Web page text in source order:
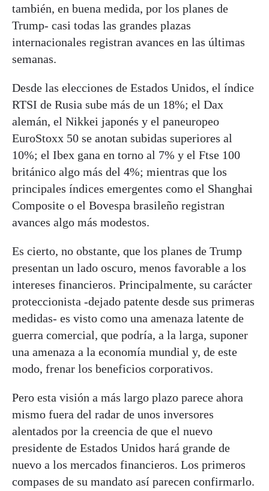
también, en buena medida, por los planes de
Trump- casi todas las grandes plazas
internacionales registran avances en las últimas
semanas.
Desde las elecciones de Estados Unidos, el índice
RTSI de Rusia sube más de un 18%; el Dax
alemán, el Nikkei japonés y el paneuropeo
EuroStoxx 50 se anotan subidas superiores al
10%; el Ibex gana en torno al 7% y el Ftse 100
británico algo más del 4%; mientras que los
principales índices emergentes como el Shanghai
Composite o el Bovespa brasileño registran
avances algo más modestos.
Es cierto, no obstante, que los planes de Trump
presentan un lado oscuro, menos favorable a los
intereses financieros. Principalmente, su carácter
proteccionista -dejado patente desde sus primeras
medidas- es visto como una amenaza latente de
guerra comercial, que podría, a la larga, suponer
una amenaza a la economía mundial y, de este
modo, frenar los beneficios corporativos.
Pero esta visión a más largo plazo parece ahora
mismo fuera del radar de unos inversores
alentados por la creencia de que el nuevo
presidente de Estados Unidos hará grande de
nuevo a los mercados financieros. Los primeros
compases de su mandato así parecen confirmarlo.